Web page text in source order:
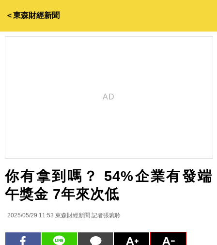
＜東森財經新聞
你有拿到嗎？ 54%企業有發端
午獎金 7年來次低
2025/05/29 11:53 東森財經新聞 記者張琬聆